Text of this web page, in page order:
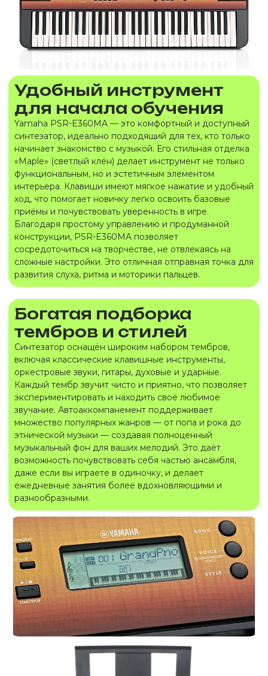
Удобный инструмент
для начала обучения
Yamaha PSR-E360MA — это комфортный и доступный
синтезатор, идеально подходящий для тех, кто только
начинает знакомство с музыкой. Его стильная отделка
«Maple» (светлый клён) делает инструмент не только
функциональным, но и эстетичным элементом
интерьера. Клавиши имеют мягкое нажатие и удобный
ход, что помогает новичку легко освоить базовые
приёмы и почувствовать уверенность в игре.
Благодаря простому управлению и продуманной
конструкции, PSR-E360MA позволяет
сосредоточиться на творчестве, не отвлекаясь на
сложные настройки. Это отличная отправная точка для
развития слуха, ритма и моторики пальцев.
Богатая подборка
тембров и стилей
Синтезатор оснащён широким набором тембров,
включая классические клавишные инструменты,
оркестровые звуки, гитары, духовые и ударные.
Каждый тембр звучит чисто и приятно, что позволяет
экспериментировать и находить своё любимое
звучание. Автоаккомпанемент поддерживает
множество популярных жанров — от попа и рока до
этнической музыки — создавая полноценный
музыкальный фон для ваших мелодий. Это даёт
возможность почувствовать себя частью ансамбля,
даже если вы играете в одиночку, и делает
ежедневные занятия более вдохновляющими и
разнообразными.